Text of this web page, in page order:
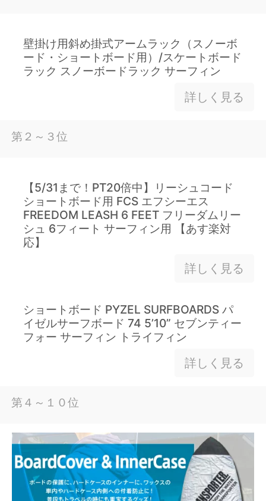
壁掛け用斜め掛式アームラック（スノーボ
ード・ショートボード用）/スケートボード
ラック スノーボードラック サーフィン
詳しく見る
第２～３位
【5/31まで！PT20倍中】リーシュコード
ショートボード用 FCS エフシーエス
FREEDOM LEASH 6 FEET フリーダムリー
シュ 6フィート サーフィン用 【あす楽対
応】
詳しく見る
ショートボード PYZEL SURFBOARDS パ
イゼルサーフボード 74 5’10” セブンティー
フォー サーフィン トライフィン
詳しく見る
第４～１０位